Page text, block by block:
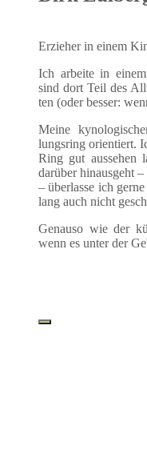
Erzie­her in einem
Ich arbei­te in
sind dort Teil des
ten (oder bes­ser:
Mei­ne
lungs­ring ori­en­tiert.
Ring gut aus­se­hen
dar­über hin­aus­geht
– über­las­se ich
lang auch nicht
Genau­so wie der
wenn es unter der